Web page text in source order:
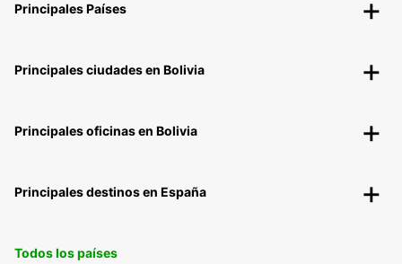
Principales Países
Principales ciudades en Bolivia
Principales oficinas en Bolivia
Principales destinos en España
Todos los países